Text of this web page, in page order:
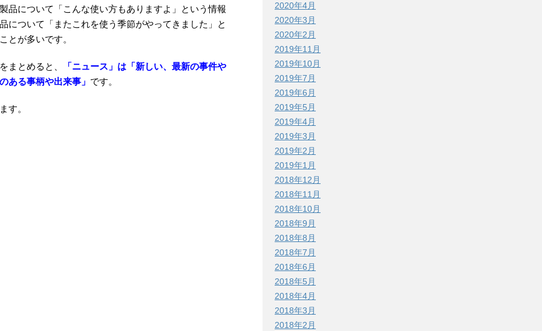
品について「こんな使い方もありますよ」という情報
について「またこれを使う季節がやってきました」と
とが多いです。
まとめると、
「ニュース」は「新しい、最新の事件や
ある事柄や出来事」 です。
す。
2020年4月
2020年3月
2020年2月
2019年11月
2019年10月
2019年7月
2019年6月
2019年5月
2019年4月
2019年3月
2019年2月
2019年1月
2018年12月
2018年11月
2018年10月
2018年9月
2018年8月
2018年7月
2018年6月
2018年5月
2018年4月
2018年3月
2018年2月